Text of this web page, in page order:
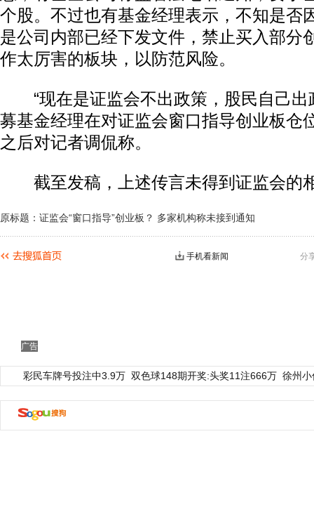
个股。不过也有基金经理表示，不知是否
是公司内部已经下发文件，禁止买入部分
作太厉害的板块，以防范风险。
“现在是证监会不出政策，股民自己出
募基金经理在对证监会窗口指导创业板仓
之后对记者调侃称。
截至发稿，上述传言未得到证监会的
原标题：证监会“窗口指导”创业板？ 多家机构称未接到通知
分
手机看新闻
广告
彩民车牌号投注中3.9万 双色球148期开奖:头奖11注666万 徐州
动物系恋人啊 | 钟欣潼体验爱情哲学 南